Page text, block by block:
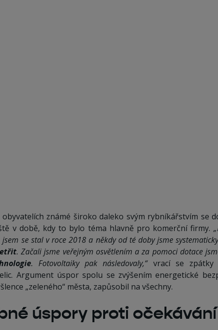
známé široko daleko svým rybníkářstvím se
v době, kdy to bylo téma hlavně pro komerční firmy.
se stal v roce 2018 a někdy od té doby jsme
. Začali jsme veřejným osvětlením a za pomoci dotace
. Fotovoltaiky pak následovaly,“vrací se zpátky
Argument úspor spolu se zvýšením energetické
„zeleného“ města, zapůsobil na všechny.
úspory proti očekávání